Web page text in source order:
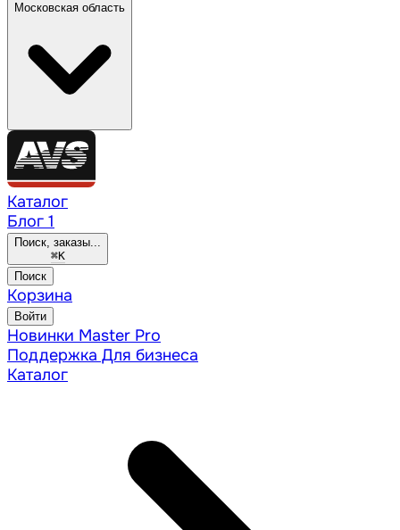
Московская область
Каталог
Блог 1
Поиск, заказы...
⌘K
Поиск
Корзина
Войти
Новинки Master Pro
Поддержка Для бизнеса
Каталог